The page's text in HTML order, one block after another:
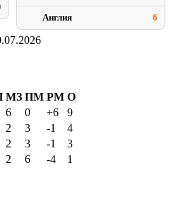
Англия 6
МЗ ПМ РМ О
6 0 +6
9
2 3 -1
4
2 3 -1
3
2 6 -4
1